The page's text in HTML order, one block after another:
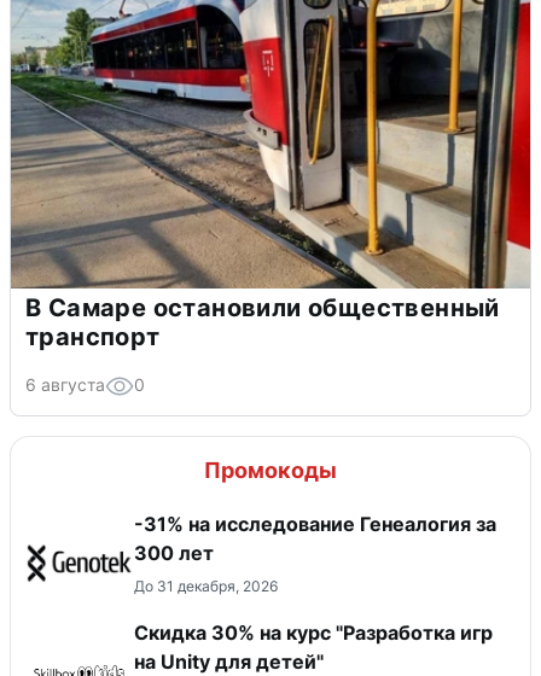
В Самаре остановили общественный
транспорт
6 августа 0
Промокоды
-31% на исследование Генеалогия за
300 лет
До 31 декабря, 2026
Скидка 30% на курс "Разработка игр
на Unity для детей"